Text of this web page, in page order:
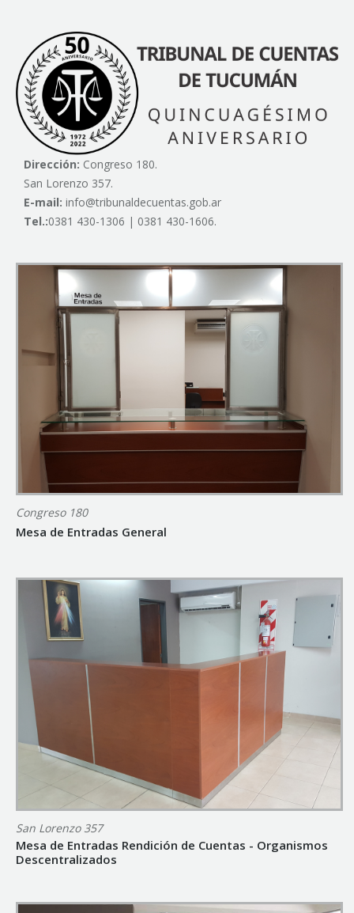
Dirección: Congreso 180.
San Lorenzo 357.
E-mail: info@tribunaldecuentas.gob.ar
Tel.:0381 430-1306 | 0381 430-1606.
Congreso 180
Mesa de Entradas General
San Lorenzo 357
Mesa de Entradas Rendición de Cuentas - Organismos
Descentralizados